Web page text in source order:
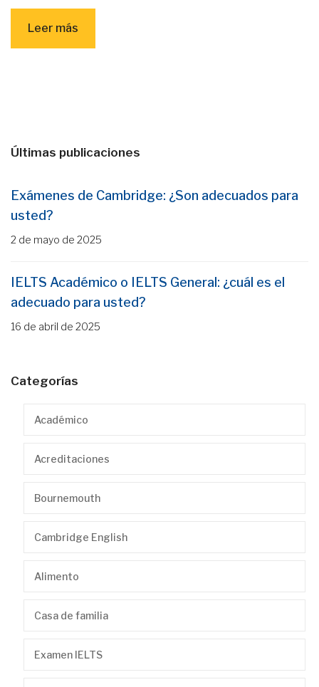
Leer más
Últimas publicaciones
Exámenes de Cambridge: ¿Son adecuados para
usted?
2 de mayo de 2025
IELTS Académico o IELTS General: ¿cuál es el
adecuado para usted?
16 de abril de 2025
Categorías
Académico
Acreditaciones
Bournemouth
Cambridge English
Alimento
Casa de familia
Examen IELTS